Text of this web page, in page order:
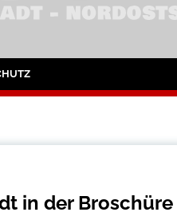
in der Broschüre